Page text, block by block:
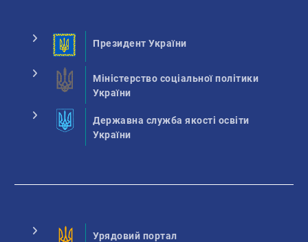
Президент України
Міністерство соціальної політики
України
Державна служба якості освіти
України
Урядовий портал